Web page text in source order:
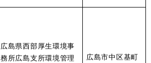
広島県西部厚生環境事
務所広島支所環境管理
広島市中区基町